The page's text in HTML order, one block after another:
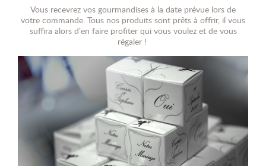
Vous recevrez vos gourmandises à la date prévue lors de
votre commande. Tous nos produits sont prêts à offrir, il vous
suffira alors d’en faire profiter qui vous voulez et de vous
régaler !